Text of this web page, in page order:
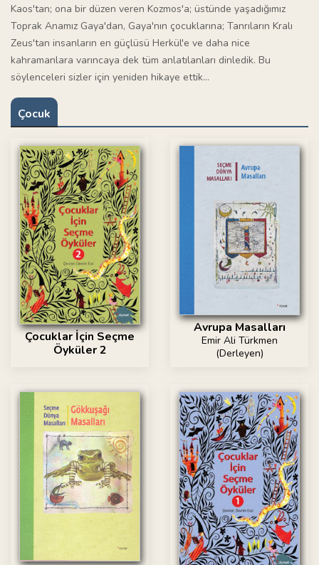
Kaos'tan; ona bir düzen veren Kozmos'a; üstünde yaşadığımız
Toprak Anamız Gaya'dan, Gaya'nın çocuklarına; Tanrıların Kralı
Zeus'tan insanların en güçlüsü Herkül'e ve daha nice
kahramanlara varıncaya dek tüm anlatılanları dinledik. Bu
söylenceleri sizler için yeniden hikaye ettik...
Çocuk
Çocuklar İçin Seçme
Öyküler 2
Avrupa Masalları
Emir Ali Türkmen
(Derleyen)